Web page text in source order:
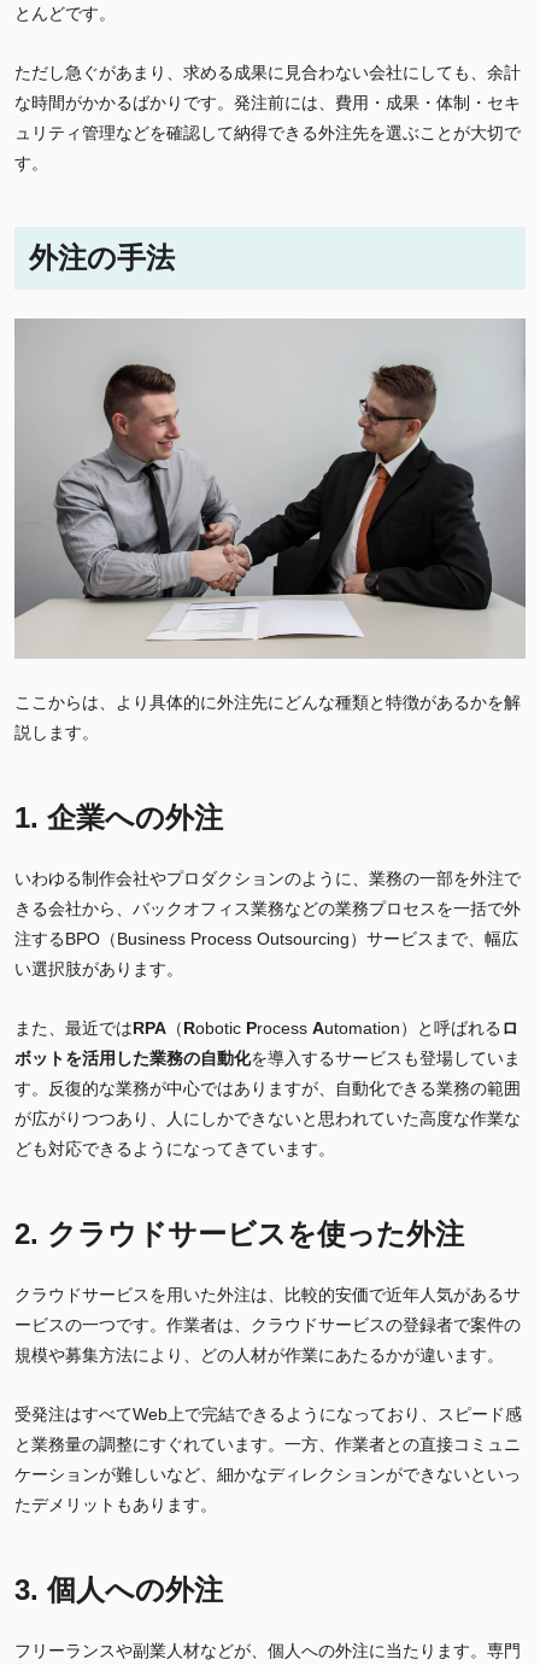
とんどです。
ただし急ぐがあまり、求める成果に見合わない会社にしても、余計
な時間がかかるばかりです。発注前には、費用・成果・体制・セキ
ュリティ管理などを確認して納得できる外注先を選ぶことが大切で
す。
外注の手法
ここからは、より具体的に外注先にどんな種類と特徴があるかを解
説します。
1. 企業への外注
いわゆる制作会社やプロダクションのように、業務の一部を外注で
きる会社から、バックオフィス業務などの業務プロセスを一括で外
注するBPO（Business Process Outsourcing）サービスまで、幅広
い選択肢があります。
また、最近ではRPA （Robotic Process Automation）と呼ばれる ロ
ボットを活用した業務の自動化を導入するサービスも登場していま
す。反復的な業務が中心ではありますが、自動化できる業務の範囲
が広がりつつあり、人にしかできないと思われていた高度な作業な
ども対応できるようになってきています。
2. クラウドサービスを使った外注
クラウドサービスを用いた外注は、比較的安価で近年人気があるサ
ービスの一つです。作業者は、クラウドサービスの登録者で案件の
規模や募集方法により、どの人材が作業にあたるかが違います。
受発注はすべてWeb上で完結できるようになっており、スピード感
と業務量の調整にすぐれています。一方、作業者との直接コミュニ
ケーションが難しいなど、細かなディレクションができないといっ
たデメリットもあります。
3. 個人への外注
フリーランスや副業人材などが、個人への外注に当たります。専門